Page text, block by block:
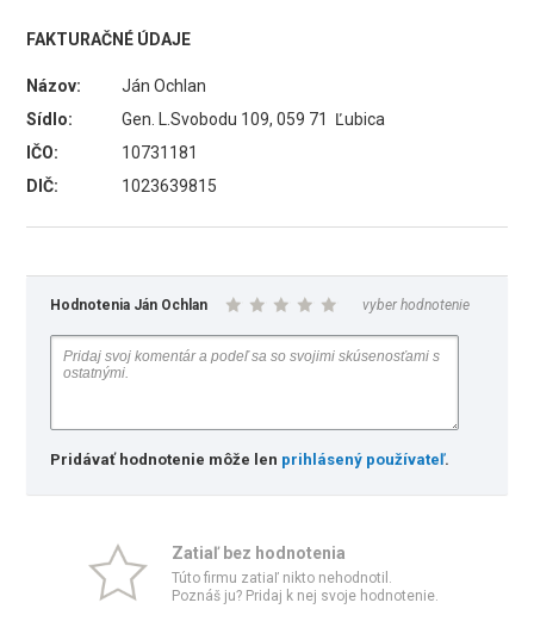
FAKTURAČNÉ ÚDAJE
Názov:
Ján Ochlan
Sídlo:
Gen. L.Svobodu 109, 059 71 Ľubica
IČO:
10731181
DIČ:
1023639815
Hodnotenia Ján Ochlan vyber hodnotenie
Pridávať hodnotenie môže len prihlásený používateľ.
Zatiaľ bez hodnotenia
Túto firmu zatiaľ nikto nehodnotil.
Poznáš ju? Pridaj k nej svoje hodnotenie.